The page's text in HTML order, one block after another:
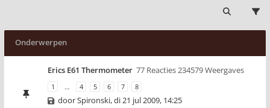
Onderwerpen
Erics E61 Thermometer 77 Reacties 234579 Weergaves
1 … 4 5 6 7 8
doorSpironski,di 21 jul 2009, 14:25